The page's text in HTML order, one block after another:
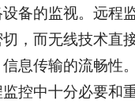
备的监视。远程
，而无线技术直
息传输的流畅性
控中十分必要和重